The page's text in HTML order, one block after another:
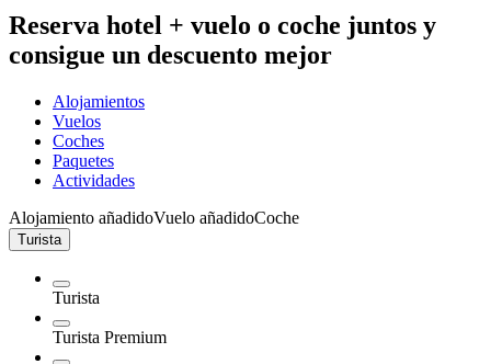
Reserva hotel + vuelo o coche juntos y
consigue un descuento mejor
Alojamientos
Vuelos
Coches
Paquetes
Actividades
Alojamiento añadidoVuelo añadidoCoche
Turista
Turista
Turista Premium